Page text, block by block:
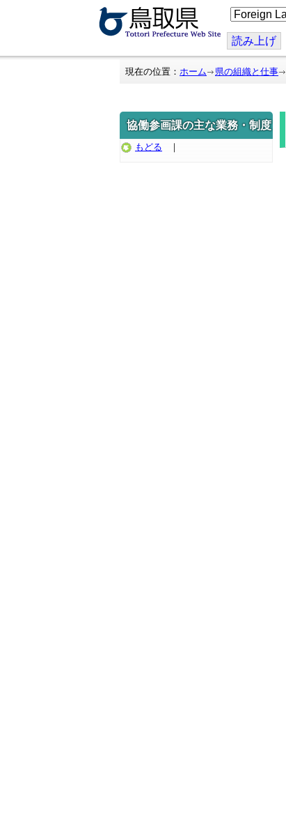
こ
の
ジ
を
翻
読み上げ
現在の位置： ホーム 県の組織と仕事
協働参画課の主な業務・制度
もどる ｜